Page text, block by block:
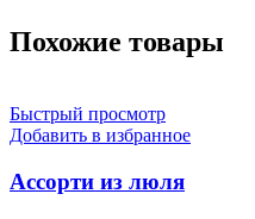
Похожие товары
Быстрый просмотр
Добавить в избранное
Ассорти из люля